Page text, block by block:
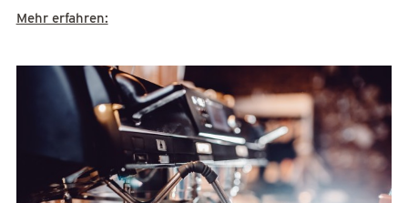
Mehr erfahren: